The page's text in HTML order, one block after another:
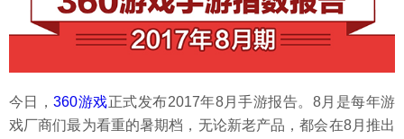
今日，360游戏正式发布2017年8月手游报告。8月是每年游
戏厂商们最为看重的暑期档，无论新老产品，都会在8月推出